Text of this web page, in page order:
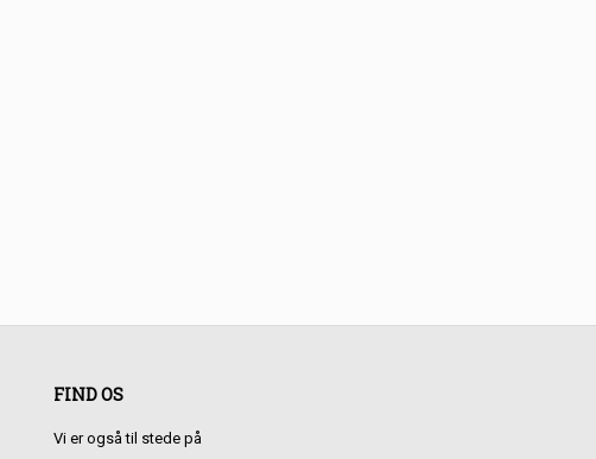
FIND OS
Vi er også til stede på